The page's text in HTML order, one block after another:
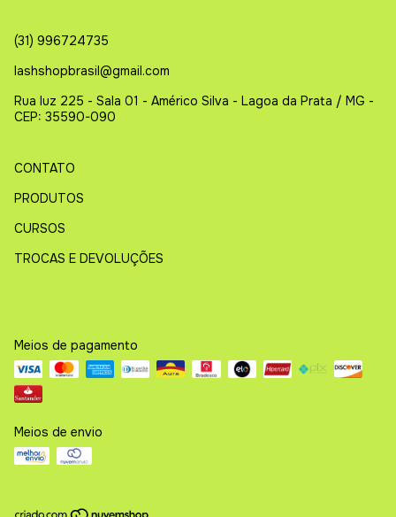
(31) 996724735
lashshopbrasil@gmail.com
Rua luz 225 - Sala 01 - Américo Silva - Lagoa da Prata / MG -
CEP: 35590-090
CONTATO
PRODUTOS
CURSOS
TROCAS E DEVOLUÇÕES
Meios de pagamento
Meios de envio